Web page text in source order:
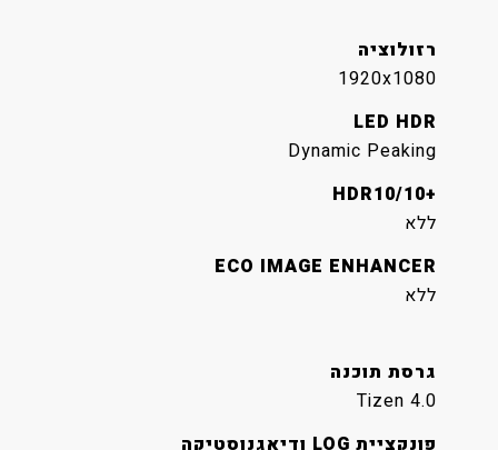
רזולוציה
1920x1080
LED HDR
Dynamic Peaking
+HDR10/10
ללא
ECO IMAGE ENHANCER
ללא
גרסת תוכנה​
Tizen 4.0
פונקציית LOG ודיאגנוסטיקה